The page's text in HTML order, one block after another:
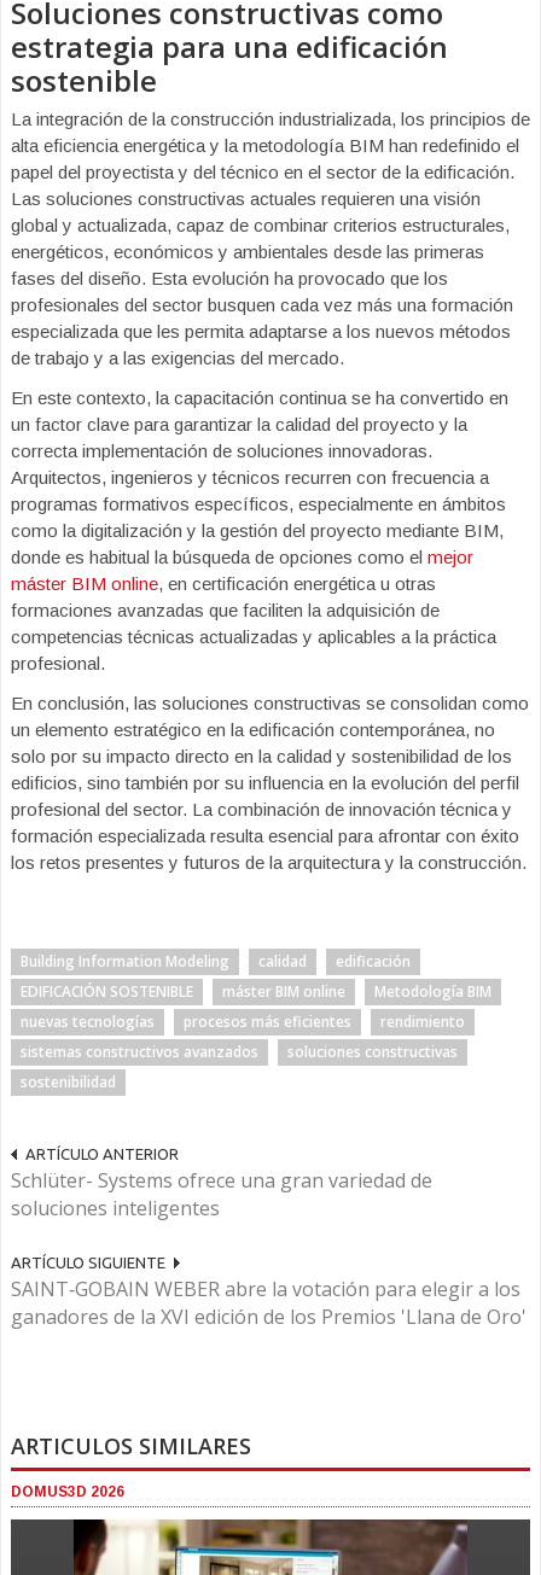
Soluciones constructivas como
estrategia para una edificación
sostenible
La integración de la construcción industrializada, los principios de
alta eficiencia energética y la metodología BIM han redefinido el
papel del proyectista y del técnico en el sector de la edificación.
Las soluciones constructivas actuales requieren una visión
global y actualizada, capaz de combinar criterios estructurales,
energéticos, económicos y ambientales desde las primeras
fases del diseño. Esta evolución ha provocado que los
profesionales del sector busquen cada vez más una formación
especializada que les permita adaptarse a los nuevos métodos
de trabajo y a las exigencias del mercado.
En este contexto, la capacitación continua se ha convertido en
un factor clave para garantizar la calidad del proyecto y la
correcta implementación de soluciones innovadoras.
Arquitectos, ingenieros y técnicos recurren con frecuencia a
programas formativos específicos, especialmente en ámbitos
como la digitalización y la gestión del proyecto mediante BIM,
donde es habitual la búsqueda de opciones como el mejor
máster BIM online, en certificación energética u otras
formaciones avanzadas que faciliten la adquisición de
competencias técnicas actualizadas y aplicables a la práctica
profesional.
En conclusión, las soluciones constructivas se consolidan como
un elemento estratégico en la edificación contemporánea, no
solo por su impacto directo en la calidad y sostenibilidad de los
edificios, sino también por su influencia en la evolución del perfil
profesional del sector. La combinación de innovación técnica y
formación especializada resulta esencial para afrontar con éxito
los retos presentes y futuros de la arquitectura y la construcción.
Building Information Modeling calidad
edificación
EDIFICACIÓN SOSTENIBLE
máster BIM online
Metodología BIM
nuevas tecnologías
procesos más eficientes
rendimiento
sistemas constructivos avanzados
soluciones constructivas
sostenibilidad
ARTÍCULO ANTERIOR
Schlüter- Systems ofrece una gran variedad de
soluciones inteligentes
ARTÍCULO SIGUIENTE
SAINT‑GOBAIN WEBER abre la votación para elegir a los
ganadores de la XVI edición de los Premios 'Llana de Oro'
ARTICULOS SIMILARES
DOMUS3D 2026